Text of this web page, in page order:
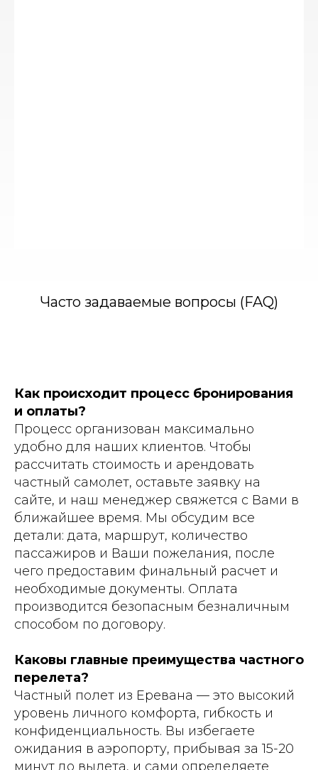
Часто задаваемые вопросы (FAQ)
Как происходит процесс бронирования
и оплаты?
Процесс организован максимально
удобно для наших клиентов. Чтобы
рассчитать стоимость и арендовать
частный самолет, оставьте заявку на
сайте, и наш менеджер свяжется с Вами в
ближайшее время. Мы обсудим все
детали: дата, маршрут, количество
пассажиров и Ваши пожелания, после
чего предоставим финальный расчет и
необходимые документы. Оплата
производится безопасным безналичным
способом по договору.
Каковы главные преимущества частного
перелета?
Частный полет из Еревана — это высокий
уровень личного комфорта, гибкость и
конфиденциальность. Вы избегаете
ожидания в аэропорту, прибывая за 15-20
минут до вылета, и сами определяете